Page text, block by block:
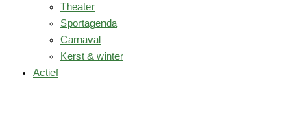
Theater
Sportagenda
Carnaval
Kerst & winter
Actief